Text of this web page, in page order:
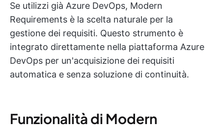
Se utilizzi già Azure DevOps, Modern
Requirements è la scelta naturale per la
gestione dei requisiti. Questo strumento è
integrato direttamente nella piattaforma Azure
DevOps per un'acquisizione dei requisiti
automatica e senza soluzione di continuità.
Funzionalità di Modern